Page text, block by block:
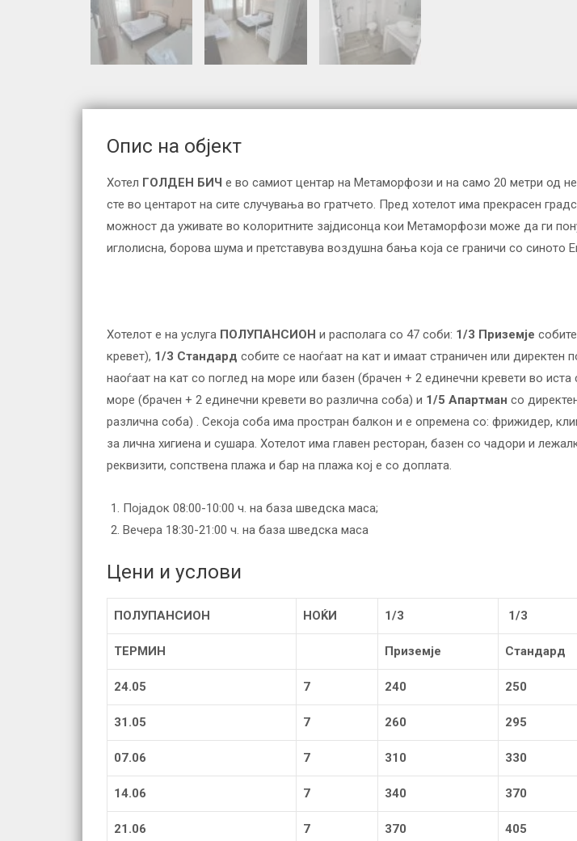
Опис на објект
Хотел ГОЛДЕН БИЧ е во самиот центар на Метаморфози и на само 20 метри од
сте во центарот на сите случувања во гратчето. Пред хотелот има прекрасен
можност да уживате во колоритните зајдисонца кои Метаморфози може да ги
иглолисна, борова шума и претставува воздушна бања која се граничи со синото
Хотелот е на услуга ПОЛУПАНСИОН и располага со 47 соби: 1/3 Приземје
кревет), 1/3 Стандард собите се наоѓаат на кат и имаат страничен или
наоѓаат на кат со поглед на море или базен (брачен + 2 единечни кревети во иста
море (брачен + 2 единечни кревети во различна соба) и 1/5 Апартман со
различна соба) . Секоја соба има простран балкон и е опремена со: фрижидер,
за лична хигиена и сушара. Хотелот има главен ресторан, базен со чадори и
реквизити, сопствена плажа и бар на плажа кој е со доплата.
Појадок 08:00-10:00 ч. на база шведска масa;
Вечера 18:30-21:00 ч. на база шведска маса
Цени и услови
ПОЛУПАНСИОН НОЌИ 1/3 1/3
ТЕРМИН Приземје Стандард
24.05 7 240 250
31.05 7 260 295
07.06 7 310 330
14.06 7 340 370
21.06 7 370 405